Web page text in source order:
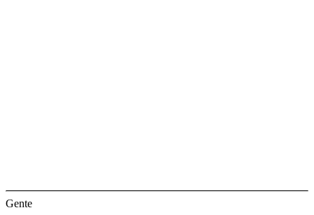
Gente